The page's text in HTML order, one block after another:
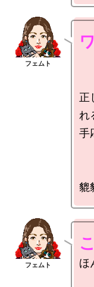
ワ
正
れ
手
こ
ほ